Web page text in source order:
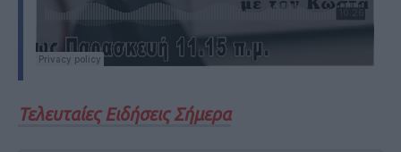
Τελευταίες Ειδήσεις Σήμερα